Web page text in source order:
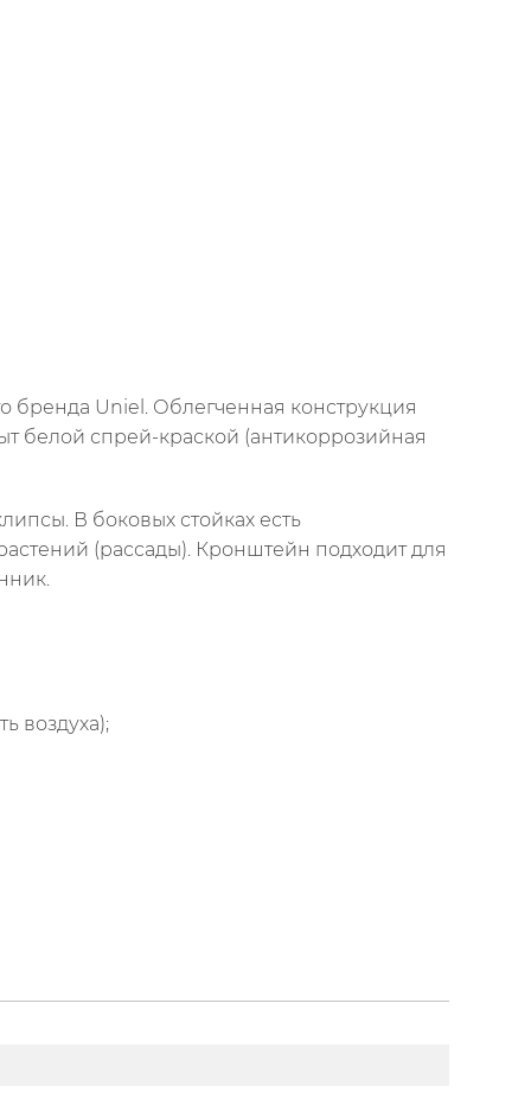
бренда Uniel. Облегченная конструкция
белой спрей-краской (антикоррозийная
В боковых стойках есть
(рассады). Кронштейн подходит для
воздуха);